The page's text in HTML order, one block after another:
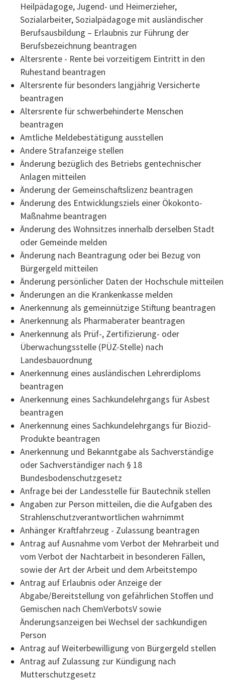
Heilpädagoge, Jugend- und Heimerzieher,
Sozialarbeiter, Sozialpädagoge mit ausländischer
Berufsausbildung – Erlaubnis zur Führung der
Berufsbezeichnung beantragen
Altersrente - Rente bei vorzeitigem Eintritt in den
Ruhestand beantragen
Altersrente für besonders langjährig Versicherte
beantragen
Altersrente für schwerbehinderte Menschen
beantragen
Amtliche Meldebestätigung ausstellen
Andere Strafanzeige stellen
Änderung bezüglich des Betriebs gentechnischer
Anlagen mitteilen
Änderung der Gemeinschaftslizenz beantragen
Änderung des Entwicklungsziels einer Ökokonto-
Maßnahme beantragen
Änderung des Wohnsitzes innerhalb derselben Stadt
oder Gemeinde melden
Änderung nach Beantragung oder bei Bezug von
Bürgergeld mitteilen
Änderung persönlicher Daten der Hochschule mitteilen
Änderungen an die Krankenkasse melden
Anerkennung als gemeinnützige Stiftung beantragen
Anerkennung als Pharmaberater beantragen
Anerkennung als Prüf-, Zertifizierung- oder
Überwachungsstelle (PÜZ-Stelle) nach
Landesbauordnung
Anerkennung eines ausländischen Lehrerdiploms
beantragen
Anerkennung eines Sachkundelehrgangs für Asbest
beantragen
Anerkennung eines Sachkundelehrgangs für Biozid-
Produkte beantragen
Anerkennung und Bekanntgabe als Sachverständige
oder Sachverständiger nach § 18
Bundesbodenschutzgesetz
Anfrage bei der Landesstelle für Bautechnik stellen
Angaben zur Person mitteilen, die die Aufgaben des
Strahlenschutzverantwortlichen wahrnimmt
Anhänger Kraftfahrzeug - Zulassung beantragen
Antrag auf Ausnahme vom Verbot der Mehrarbeit und
vom Verbot der Nachtarbeit in besonderen Fällen,
sowie der Art der Arbeit und dem Arbeitstempo
Antrag auf Erlaubnis oder Anzeige der
Abgabe/Bereitstellung von gefährlichen Stoffen und
Gemischen nach ChemVerbotsV sowie
Änderungsanzeigen bei Wechsel der sachkundigen
Person
Antrag auf Weiterbewilligung von Bürgergeld stellen
Antrag auf Zulassung zur Kündigung nach
Mutterschutzgesetz